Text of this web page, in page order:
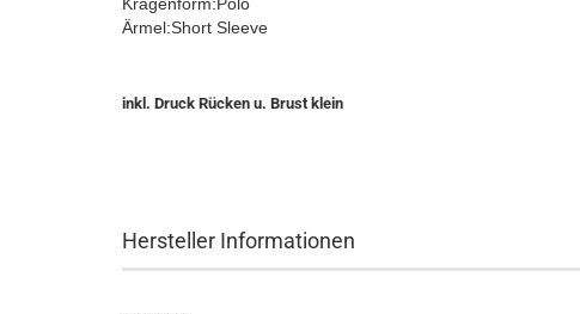
Ärmel:Short Sleeve
inkl. Druck Rücken u. Brust klein
Hersteller Informationen